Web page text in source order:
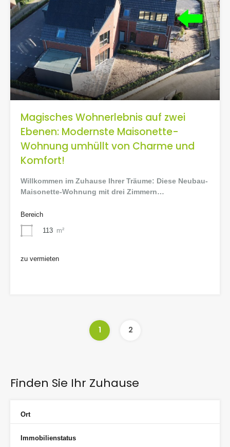
Magisches Wohnerlebnis auf zwei
Ebenen: Modernste Maisonette-
Wohnung umhüllt von Charme und
Komfort!
Willkommen im Zuhause Ihrer Träume: Diese Neubau-
Maisonette-Wohnung mit drei Zimmern…
Bereich
113 m²
zu vermieten
1 2
Finden Sie Ihr Zuhause
Ort
Immobilienstatus